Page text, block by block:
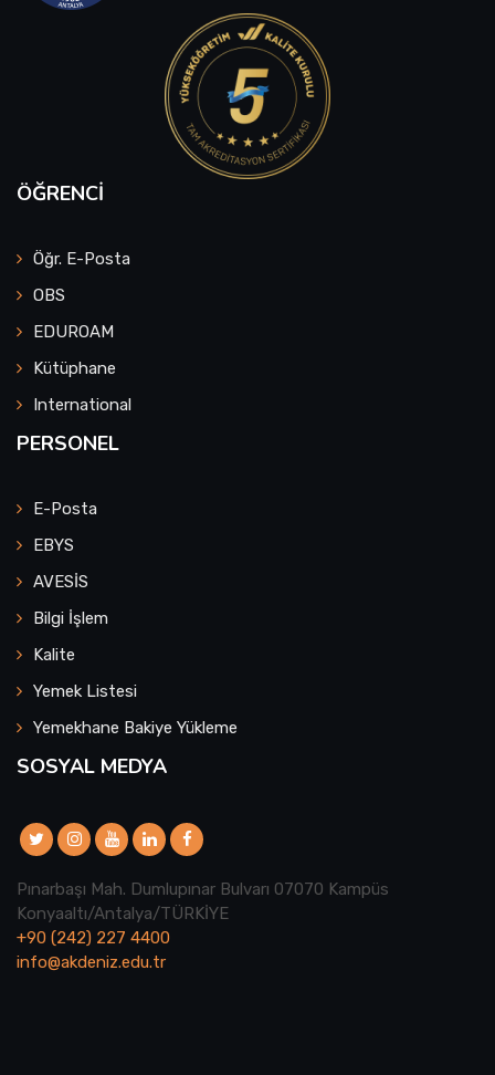
ÖĞRENCI
Öğr. E-Posta
OBS
EDUROAM
Kütüphane
International
PERSONEL
E-Posta
EBYS
AVESİS
Bilgi İşlem
Kalite
Yemek Listesi
Yemekhane Bakiye Yükleme
SOSYAL MEDYA
Pınarbaşı Mah. Dumlupınar Bulvarı 07070 Kampüs
Konyaaltı/Antalya/TÜRKİYE
+90 (242) 227 4400
info@akdeniz.edu.tr